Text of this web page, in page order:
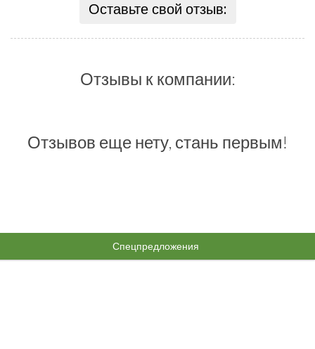
Оставьте свой отзыв:
Отзывы к компании:
Отзывов еще нету, стань первым!
Спецпредложения